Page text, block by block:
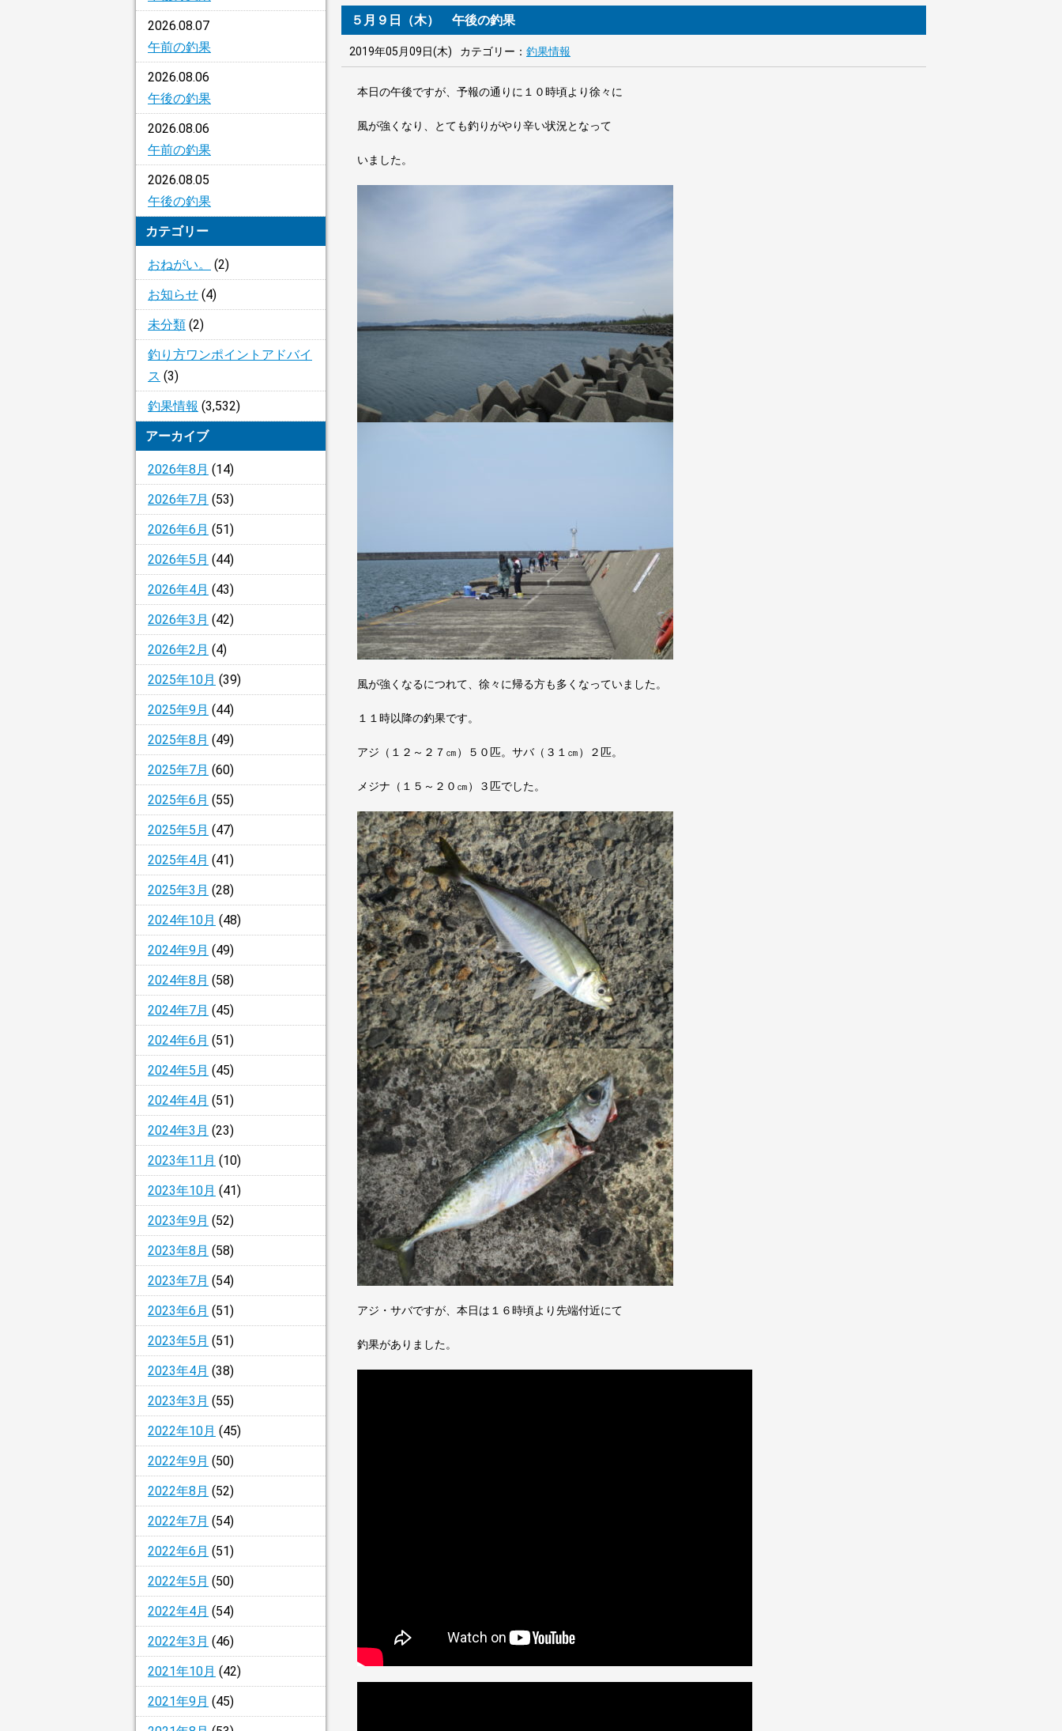
2026.08.07
午前の釣果
2026.08.06
午後の釣果
2026.08.06
午前の釣果
2026.08.05
午後の釣果
カテゴリー
おねがい。
(2)
お知らせ (4)
未分類 (2)
釣り方ワンポイントアドバイ
ス (3)
釣果情報 (3,532)
アーカイブ
2026年8月 (14)
2026年7月 (53)
2026年6月 (51)
2026年5月 (44)
2026年4月 (43)
2026年3月 (42)
2026年2月 (4)
2025年10月 (39)
2025年9月 (44)
2025年8月 (49)
2025年7月 (60)
2025年6月 (55)
2025年5月 (47)
2025年4月 (41)
2025年3月 (28)
2024年10月 (48)
2024年9月 (49)
2024年8月 (58)
2024年7月 (45)
2024年6月 (51)
2024年5月 (45)
2024年4月 (51)
2024年3月 (23)
2023年11月 (10)
2023年10月 (41)
2023年9月 (52)
2023年8月 (58)
2023年7月 (54)
2023年6月 (51)
2023年5月 (51)
2023年4月 (38)
2023年3月 (55)
2022年10月 (45)
2022年9月 (50)
2022年8月 (52)
2022年7月 (54)
2022年6月 (51)
2022年5月 (50)
2022年4月 (54)
2022年3月 (46)
2021年10月 (42)
2021年9月 (45)
５月９日（木） 午後の釣果
2019年05月09日(木) カテゴリー： 釣果情報
本日の午後ですが、予報の通りに１０時頃より徐々に
風が強くなり、とても釣りがやり辛い状況となって
いました。
風が強くなるにつれて、徐々に帰る方も多くなっていました。
１１時以降の釣果です。
アジ（１２～２７㎝）５０匹。サバ（３１㎝）２匹。
メジナ（１５～２０㎝）３匹でした。
アジ・サバですが、本日は１６時頃より先端付近にて
釣果がありました。